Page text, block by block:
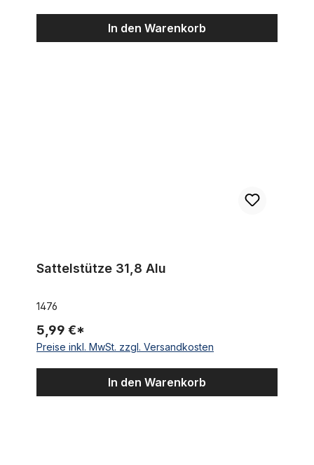
In den Warenkorb
Sattelstütze 31,8 Alu
1476
5,99 €*
Preise inkl. MwSt. zzgl. Versandkosten
In den Warenkorb